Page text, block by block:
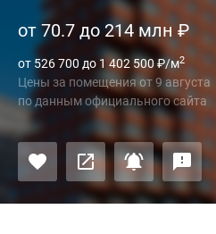
от 70.7 до 214 млн ₽
от 526 700 до 1 402 500₽/м2
Цены за помещения от9 августа
по данным официального сайта